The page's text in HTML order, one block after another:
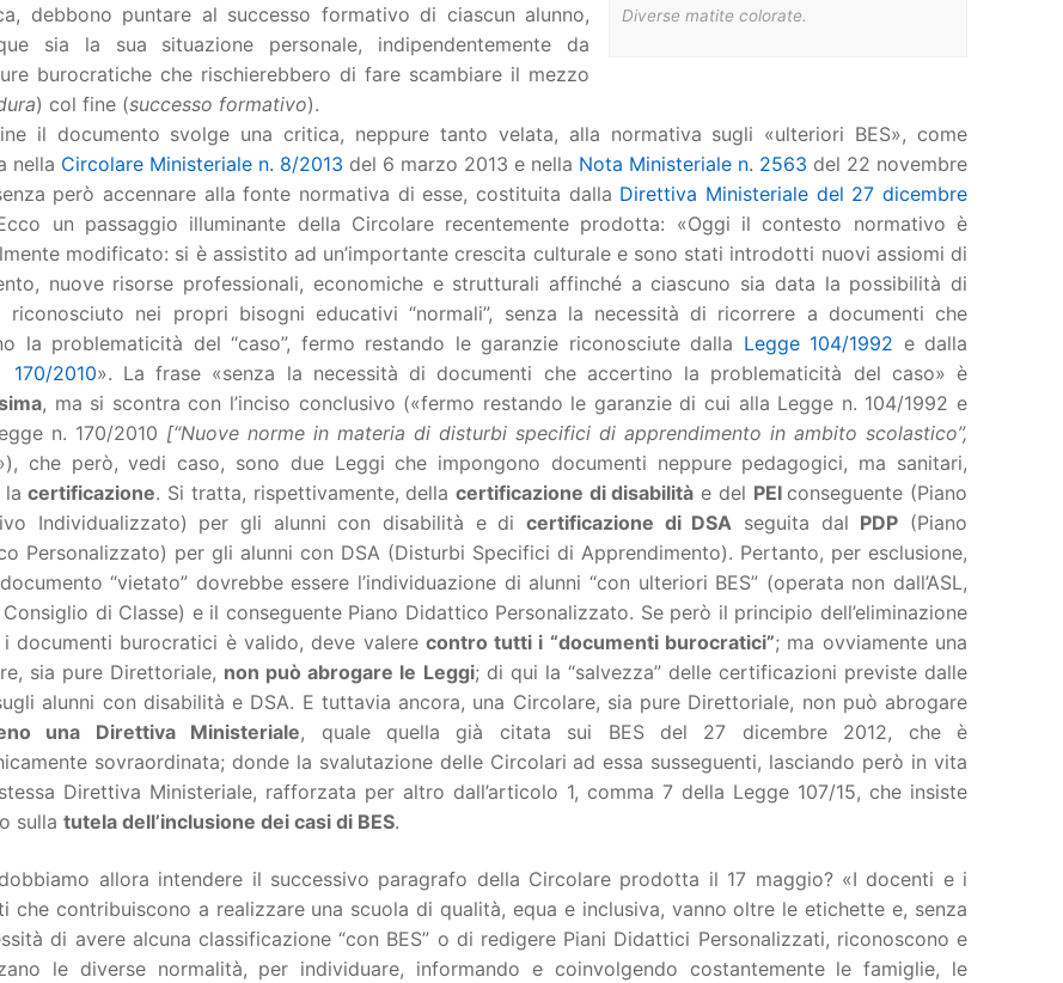
Diverse matite colorate.
debbono puntare al successo formativo di ciascun alunno,
sia la sua situazione personale, indipendentemente da
burocratiche che rischierebbero di fare scambiare il mezzo
) col fine (successo formativo).
il documento svolge una critica, neppure tanto velata, alla normativa sugli «ulteriori BES», come
nella Circolare Ministeriale n. 8/2013 del 6 marzo 2013 e nella Nota Ministeriale n. 2563 del 22 novembre
però accennare alla fonte normativa di esse, costituita dalla Direttiva Ministeriale del 27 dicembre
un passaggio illuminante della Circolare recentemente prodotta: «Oggi il contesto normativo è
modificato: si è assistito ad un’importante crescita culturale e sono stati introdotti nuovi assiomi di
nuove risorse professionali, economiche e strutturali affinché a ciascuno sia data la possibilità di
riconosciuto nei propri bisogni educativi “normali”, senza la necessità di ricorrere a documenti che
la problematicità del “caso”, fermo restando le garanzie riconosciute dalla Legge 104/1992 e dalla
2010». La frase «senza la necessità di documenti che accertino la problematicità del caso» è
, ma si scontra con l’inciso conclusivo («fermo restando le garanzie di cui alla Legge n. 104/1992 e
n. 170/2010 [“Nuove norme in materia di disturbi specifici di apprendimento in ambito scolastico”,
che però, vedi caso, sono due Leggi che impongono documenti neppure pedagogici, ma sanitari,
lacertificazione. Si tratta, rispettivamente, dellacertificazione di disabilità e del PEI conseguente (Piano
Individualizzato) per gli alunni con disabilità e di certificazione di DSA seguita dal PDP (Piano
Personalizzato) per gli alunni con DSA (Disturbi Specifici di Apprendimento). Pertanto, per esclusione,
documento “vietato” dovrebbe essere l’individuazione di alunni “con ulteriori BES” (operata non dall’ASL,
di Classe) e il conseguente Piano Didattico Personalizzato. Se però il principio dell’eliminazione
documenti burocratici è valido, deve valere contro tutti i “documenti burocratici”; ma ovviamente una
sia pure Direttoriale, non può abrogare le Leggi; di qui la “salvezza” delle certificazioni previste dalle
alunni con disabilità e DSA. E tuttavia ancora, una Circolare, sia pure Direttoriale, non può abrogare
una Direttiva Ministeriale, quale quella già citata sui BES del 27 dicembre 2012, che è
sovraordinata; donde la svalutazione delle Circolari ad essa susseguenti, lasciando però in vita
Direttiva Ministeriale, rafforzata per altro dall’articolo 1, comma 7 della Legge 107/15, che insiste
sulla tutela dell’inclusione dei casi di BES.
allora intendere il successivo paragrafo della Circolare prodotta il 17 maggio? «I docenti e i
che contribuiscono a realizzare una scuola di qualità, equa e inclusiva, vanno oltre le etichette e, senza
di avere alcuna classificazione “con BES” o di redigere Piani Didattici Personalizzati, riconoscono e
le diverse normalità, per individuare, informando e coinvolgendo costantemente le famiglie, le